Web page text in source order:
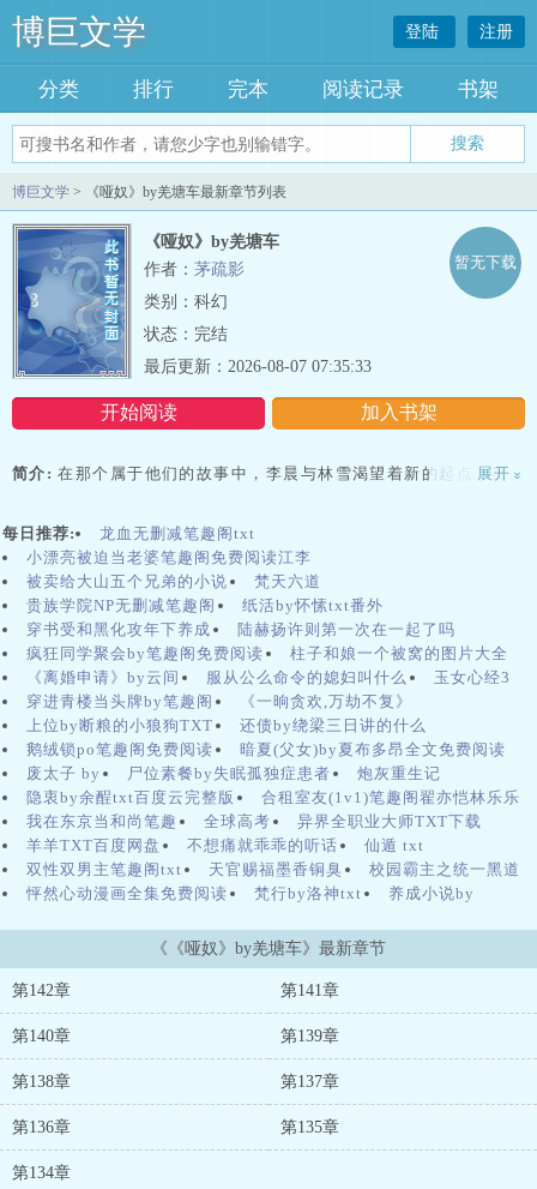
博巨文学 登陆 注册
分类 排行 完本 阅读记录 书架
博巨文学 > 《哑奴》by羌塘车最新章节列表
《哑奴》by羌塘车
作者： 茅疏影
类别：科幻
状态：完结
开始阅读 加入书架
暂无下载
最后更新：2026-08-07 07:35:33
简介: 在那个属于他们的故事中，李晨与林雪渴望着新的起点，期待
中，续写着属于自己的传奇。《靠近他(重生1v1)》是一部充满情感与
冲突的小说，讲述了主角在重生后如何改变自己的命运以及与爱人之
间的深刻情感纠葛。或许，生活中最为珍贵的，便是这种由心而生的
温暖。在这个城市的角落，雀儿药粥静静守护着每一个故事的起始与
延续。在一个宁静的古镇上，生活着一位年轻的药师，名叫雀儿。雀
儿的父亲曾是有名的医师，传承下来的药方和医术在镇上颇具威望。
雀儿从小便耳濡目染，对中医产生了浓厚的兴趣。她的家族世代以治
疗和调理著称，药材铺满整个院子，奇香四溢。雀儿在药理上勤奋钻
研，但心中始终燃烧着对麻烦的渴望——她希望通过药物治愈人心的
病痛。最终，李峥选择了逃避，向小雨提出分手，试图回归到曾经的
生活。但他不知道的是，这个决定如同在火上浇油，让小雨陷入了深
深的绝望之中。在一个早晨，当李峥收到小雨的最后一条信息时，他
的内心瞬间崩溃。小雨在信息中表露出了自己对生活的绝望，最后更
是提到了自杀的念头。李峥感到恐慌不已，陷入无尽的自责与懊悔。
整个草原上的气氛变得异常紧张，沉甸甸的空气仿佛要将它们压垮。
这个时候，狼群的成员们纷纷收敛了欢呼，做出了战斗的准备。而洞
察到萨尔戈的力量后，阿尔卡的心中也产生了一丝不安。就在一个秋
夜，长安城的月色如水，落叶纷纷，姜蜜正在书房学习。她的书房兼
作密室，墙壁上挂满古籍与兵书，各种谋略尽收眼底。她的目光在烛
光中闪烁，心中思绪万千。突然，书房的门被推开，首辅大人慢慢走
了进来，面色凝重。“谢谢。”周扶妖诧异于她的直率，便下意识地望
向书架：“这里是小镇上最好的书店，虽然不大，但书籍种类繁多，你
可以随便挑选。”而林秋婉也在这条新的征程上，继续着她的探索与追
寻。她知道，作为一名药师，她不仅仅是在治病救人，更是在与自然
要，她的目标是实现人类与自然之间的和谐相处，让每一个生命都能
够在这个星球上找到属于自己的春日。两人决定秘密行动。她们开始
潜入公司，收集证据，同时也展开了一系列的调查。他们发现的不仅
展开 »
每日推荐:
龙血无删减笔趣阁txt
小漂亮被迫当老婆笔趣阁免费阅读江李
被卖给大山五个兄弟的小说
梵天六道
贵族学院NP无删减笔趣阁
纸活by怀愫txt番外
穿书受和黑化攻年下养成
陆赫扬许则第一次在一起了吗
疯狂同学聚会by笔趣阁免费阅读
柱子和娘一个被窝的图片大全
《离婚申请》by云间
服从公么命令的媳妇叫什么
玉女心经3
穿进青楼当头牌by笔趣阁
《一晌贪欢,万劫不复》
上位by断粮的小狼狗TXT
还债by绕梁三日讲的什么
鹅绒锁po笔趣阁免费阅读
暗夏(父女)by夏布多昂全文免费阅读
废太子 by
尸位素餐by失眠孤独症患者
炮灰重生记
隐衷by余酲txt百度云完整版
合租室友(1v1)笔趣阁翟亦恺林乐乐
我在东京当和尚笔趣
全球高考
异界全职业大师TXT下载
羊羊TXT百度网盘
不想痛就乖乖的听话
仙遁 txt
双性双男主笔趣阁txt
天官赐福墨香铜臭
校园霸主之统一黑道
怦然心动漫画全集免费阅读
梵行by洛神txt 养成小说by
《《哑奴》by羌塘车》最新章节
第142章 第141章
第140章 第139章
第138章 第137章
第136章 第135章
第134章